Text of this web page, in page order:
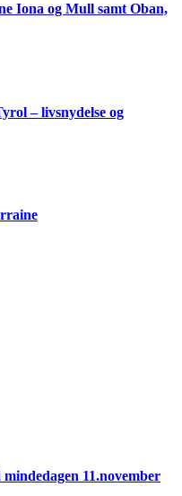
Iona og Mull samt Oban,
– livsnydelse og
11.november